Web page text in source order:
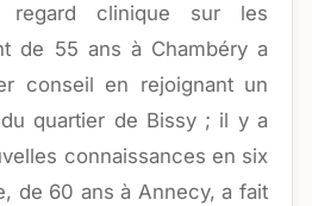
regard clinique sur les
de 55 ans à Chambéry a
conseil en rejoignant un
quartier de Bissy ; il y a
connaissances en six
de 60 ans à Annecy, a fait